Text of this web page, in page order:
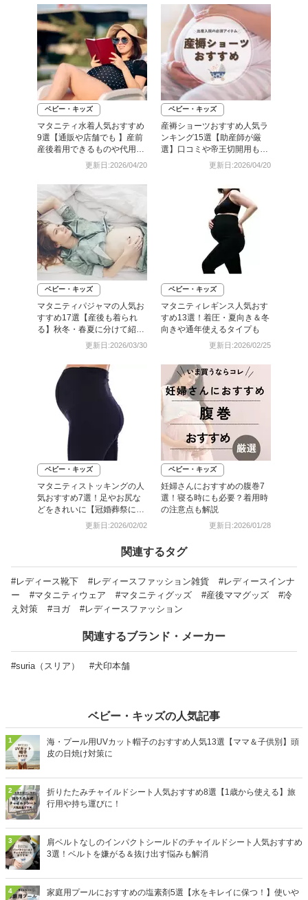
ベビー・キッズ
マタニティ水着人気おすすめ
9選【通販や店舗でも 】産前
産後着用できるものや代用品
更新日:2026/04/20
ベビー・キッズ
産褥ショーツおすすめ人気ラ
ンキング15選【助産師が厳
選】口コミや帝王切開用も紹
更新日:2026/04/20
ベビー・キッズ
マタニティパジャマの人気お
すすめ17選【産後も着られ
る】秋冬・春夏に分けて紹
更新日:2026/03/30
ベビー・キッズ
マタニティレギンス人気おす
すめ13選！着圧・夏向き＆冬
向きや通年使えるタイプも
更新日:2026/02/25
ベビー・キッズ
マタニティストッキングの人
気おすすめ7選！足やお尻な
どをきれいに【冠婚葬祭に
更新日:2026/02/02
ベビー・キッズ
妊婦さんにおすすめの腹巻7
選！寝る時にも必要？着用時
の注意点も解説
更新日:2026/01/28
関連するタグ
#レディース靴下 #レディースファッション雑貨
#レディースインナ
ー
#マタニティウェア #マタニティグッズ #産後ママグッズ
#冷
え対策
#ヨガ #レディースファッション
関連するブランド・メーカー
#suria（スリア） #犬印本舗
ベビー・キッズの人気記事
1
海・プール用UVカット帽子のおすすめ人気13選【ママ＆子供別】頭
皮の日焼け対策に
2
折りたたみチャイルドシート人気おすすめ8選【1歳から使える】旅
行用や持ち運びに！
3
肩ベルトなしのインパクトシールドのチャイルドシート人気おすすめ
3選！ベルトを嫌がる＆抜け出す悩みも解消
4
家庭用プールにおすすめの塩素剤5選【水をキレイに保つ！】使いや